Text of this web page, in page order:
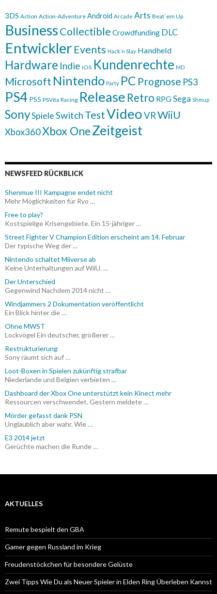
3DS Action Action-Adventure Android Arcade Arts Beat´em Up
BusinessCollectible Crowdfunding DLC
Entwickler Events Hack´n Slay Handheld
Hardware Indie iOS Kundenrechte MD
Microsoft Nintendo Party PC Prognose PS3
PS4 PS5 PSVita Racing Release Retro RPGSega Shmup
SonySpieleSwitch TestVideoVRWiiU
Xbox360Xbox OneZeitgeist
NEWSFEED RÜCKBLICK
Shenmue III Kampagne endet nicht
Mehr Möglichkeiten für Ryo …
Free to play?
Kostspielige Krisengebiete. Ein 15-jähriger …
Street Fighter V Champion Edition erscheint am 14. Februar
Der typische Weg der …
Nintendo schaltet Miiverse ab
Keine Unterhaltungen auf WiiU. …
Der Unterschied
Gegenwind Nachdem 2014 nicht …
Windjammers 2 Dokumentation veröffentlicht
Ein Blick hinter die …
Ohne MWST
Lockvögel Ein deutscher, größerer …
Restrukturierung
Sony räumt sich auf …
Loot-Boxen in Spielen zukünftig strafbar
Niederlande und Belgien verbieten …
Dashboard der Xbox One unterstützt kein Kinect mehr
Ressourcen verschwendet. Gestern meldete …
Mörder gefasst dank PSN
Unglaublich aber wahr. Wie …
E3 2014 jetzt
Gerüchte machen die Runde …
AKTUELLES
Remute bespielt den GBA
Gamer gegen Russland im Krieg
Freudenstöckchen für besondere Gelüste
Zwei Tipps Wie Du als Neuer Spieler in Elden Ring Überleben Kannst